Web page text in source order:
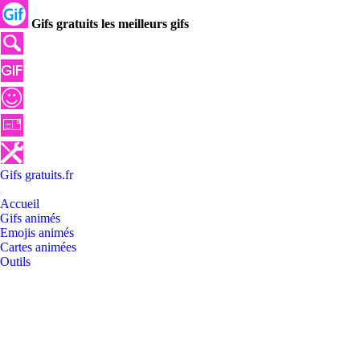
Gifs gratuits les meilleurs gifs
Gifs gratuits.fr
Accueil
Gifs animés
Emojis animés
Cartes animées
Outils